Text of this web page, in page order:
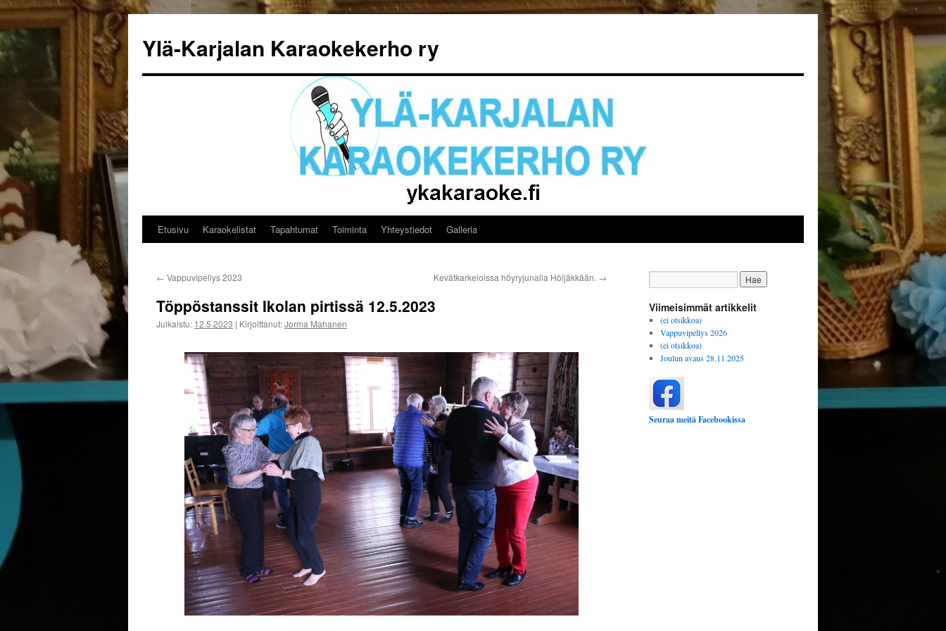
Ylä-Karjalan Karaokekerho ry
Etusivu Karaokelistat Tapahtumat Toiminta Yhteystiedot Galleria
← Vappuvipellys 2023 Kevätkarkeloissa höyryjunalla Höljäkkään. →
Töppöstanssit Ikolan pirtissä 12.5.2023
Julkaistu: 12.5.2023 | Kirjoittanut:Jorma Mahanen
Viimeisimmät artikkelit
(ei otsikkoa)
Vappuvipellys 2026
(ei otsikkoa)
Joulun avaus 28.11.2025
Seuraa meitä Facebookissa